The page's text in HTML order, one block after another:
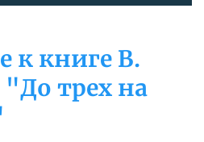
к книге В.
трех на